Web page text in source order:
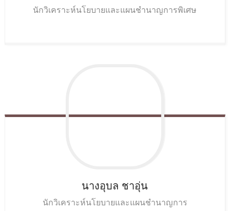
นักวิเคราะห์นโยบายและแผนชำนาญการพิเศษ
นางอุบล ชาอุ่น
นักวิเคราะห์นโยบายและแผนชำนาญการ